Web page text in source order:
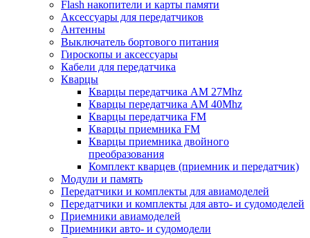
Flash накопители и карты памяти
Аксессуары для передатчиков
Антенны
Выключатель бортового питания
Гироскопы и аксессуары
Кабели для передатчика
Кварцы
Кварцы передатчика AM 27Mhz
Кварцы передатчика AM 40Mhz
Кварцы передатчика FM
Кварцы приемника FM
Кварцы приемника двойного
преобразования
Комплект кварцев (приемник и передатчик)
Модули и память
Передатчики и комплекты для авиамоделей
Передатчики и комплекты для авто- и судомоделей
Приемники авиамоделей
Приемники авто- и судомодели